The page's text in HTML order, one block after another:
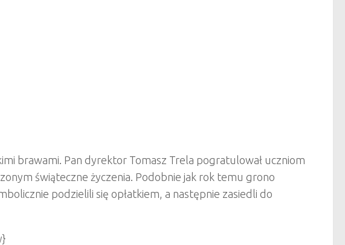
brawami. Pan dyrektor Tomasz Trela pogratulował uczniom
świąteczne życzenia. Podobnie jak rok temu grono
podzielili się opłatkiem, a następnie zasiedli do